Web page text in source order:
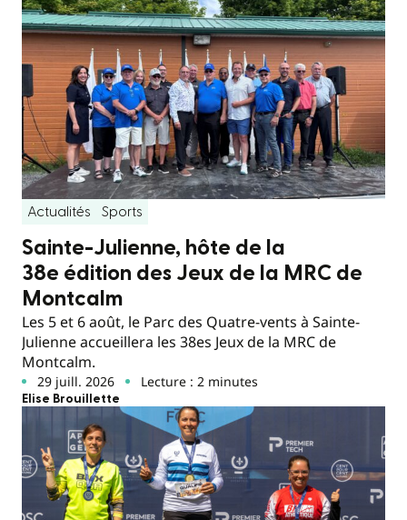
Actualités Sports
Sainte-Julienne, hôte de la
38e édition des Jeux de la MRC de
Montcalm
Les 5 et 6 août, le Parc des Quatre-vents à Sainte-
Julienne accueillera les 38es Jeux de la MRC de
Montcalm.
29 juill. 2026 Lecture : 2 minutes
Elise Brouillette